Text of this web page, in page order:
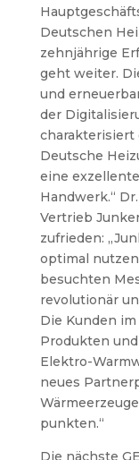
Deutschen
zehnjährige
geht weiter.
und
der
charakterisiert
Deutsche
eine
Handwerk.“
Vertrieb
zufrieden:
optimal
besuchten
revolutionär
Die Kunden
Produkten
Elektro-
neues
punkten.“
Die nächste